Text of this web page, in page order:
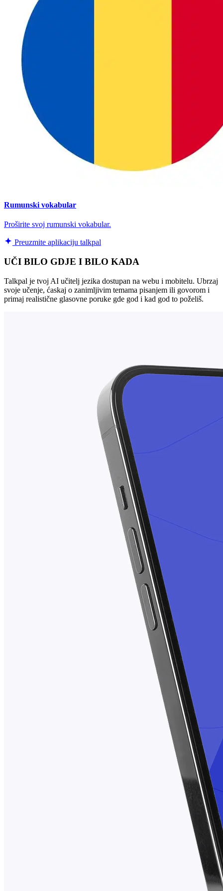
Rumunski vokabular
Proširite svoj rumunski vokabular.
Preuzmite aplikaciju talkpal
UČI BILO GDJE I BILO KADA
Talkpal je tvoj AI učitelj jezika dostupan na webu i mobitelu. Ubrzaj
svoje učenje, ćaskaj o zanimljivim temama pisanjem ili govorom i
primaj realistične glasovne poruke gde god i kad god to poželiš.